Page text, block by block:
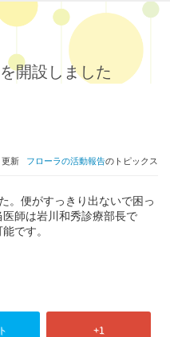
開設しました
更新 フローラの活動報告のトピックス
。便がすっきり出ないで困っ
師は岩川和秀診療部長で
です。
+1